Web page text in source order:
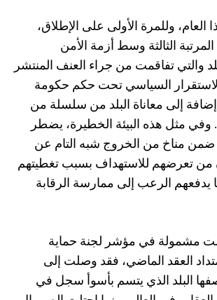
وللمرة الأولى على الإطلاق،
الثالثة وسط أزمة الأمن
والتي تفاقمت من جراء العنف المنتشر
السياسي تحت حكم حكومة
إلى معاناة البلد من سلسلة من
وفي مثل هذه البيئة الخطيرة، يضطر
مناخ من الخروج شبه التام عن
من تعرضهم للاستهداف بسبب تغطيتهم
يدفعهم الرعب إلى ممارسة الرقابة
مشمولة في مؤشر لجنة حماية
العقد الماضي، فقد وصلت إلى
البلد الذي يتسم بأسوأ سجل في